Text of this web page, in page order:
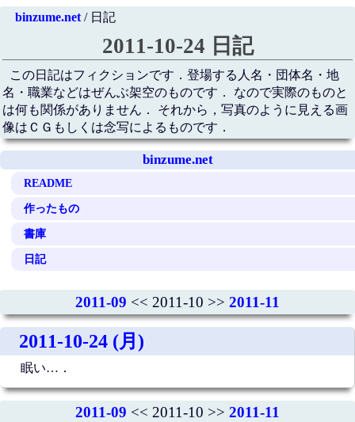
binzume.net/ 日記
2011-10-24 日記
この日記はフィクションです．登場する人名・団体名・地
名・職業などはぜんぶ架空のものです． なので実際のものと
は何も関係がありません． それから，写真のように見える画
像はＣＧもしくは念写によるものです．
binzume.net
README
作ったもの
書庫
日記
2011-09 << 2011-10 >> 2011-11
2011-10-24 (月)
眠い…．
2011-09 << 2011-10 >> 2011-11